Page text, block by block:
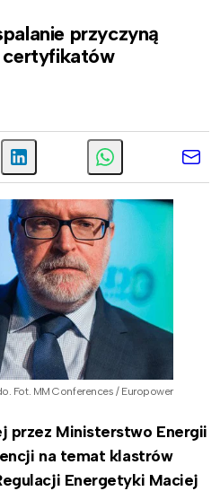
przyczyną
certyfikatów
Fot. MM Conferences / Europower
przez Ministerstwo Energii
na temat klastrów
Energetyki Maciej